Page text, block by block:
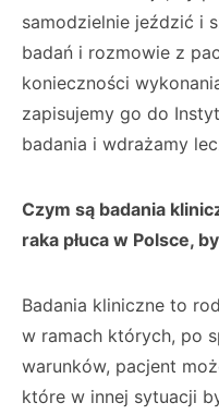
samodzielnie jeździć i
badań i rozmowie z
konieczności
zapisujemy go do
badania i wdrażamy
Czym są badania
raka płuca w Polsce,
Badania kliniczne to
w ramach których, po
warunków, pacjent
które w innej sytuacji